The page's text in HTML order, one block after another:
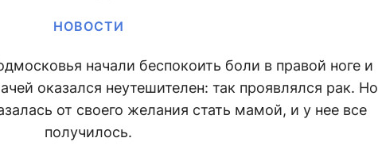
НОВОСТИ
начали беспокоить боли в правой ноге и
оказался неутешителен: так проявлялся рак. Но
от своего желания стать мамой, и у нее все
получилось.